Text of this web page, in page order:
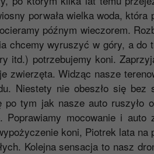
porwała wielka woda, która
późnym wieczorem.
chcemy wyruszyć w góry, a do
itd.) potrzebujemy koni.
zwierzęta. Widząc nasze
Niestety nie obeszło się
tym jak nasze auto ruszyło
Poprawiamy mocowanie i
koni, Piotrek lata
Kolejna sensacja to nasz